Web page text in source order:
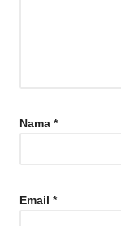
Nama *
Email *